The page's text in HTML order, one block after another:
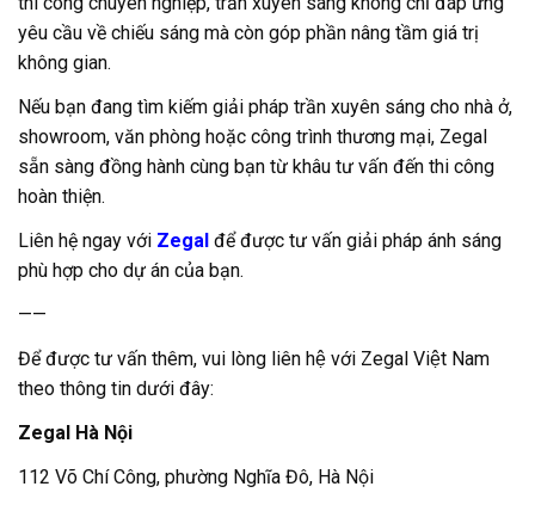
yêu cầu về chiếu sáng mà còn góp phần nâng tầm giá trị
không gian.
Nếu bạn đang tìm kiếm giải pháp trần xuyên sáng cho nhà ở,
showroom, văn phòng hoặc công trình thương mại, Zegal
sẵn sàng đồng hành cùng bạn từ khâu tư vấn đến thi công
hoàn thiện.
Liên hệ ngay với Zegal để được tư vấn giải pháp ánh sáng
phù hợp cho dự án của bạn.
——
Để được tư vấn thêm, vui lòng liên hệ với Zegal Việt Nam
theo thông tin dưới đây:
Zegal Hà Nội
112 Võ Chí Công, phường Nghĩa Đô, Hà Nội